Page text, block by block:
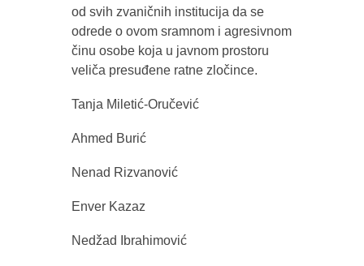
od svih zvaničnih institucija da se
odrede o ovom sramnom i agresivnom
činu osobe koja u javnom prostoru
veliča presuđene ratne zločince.
Tanja Miletić-Oručević
Ahmed Burić
Nenad Rizvanović
Enver Kazaz
Nedžad Ibrahimović